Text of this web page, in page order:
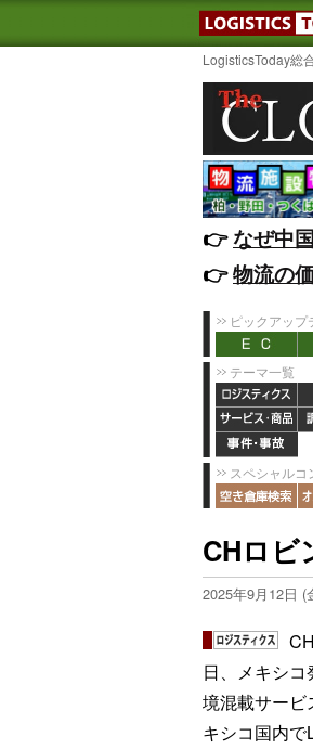
LogisticsToday総
👉️なぜ中
👉️物流の
ピックアップ
テーマ一覧
スペシャルコ
CHロビ
2025年9月12日 (
日、メキシ
境混載サービ
キシコ国内で